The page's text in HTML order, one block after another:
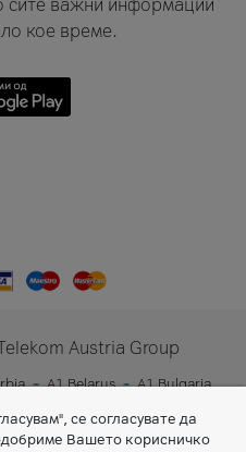
сите важни информации
кое време.
Austria Group
A1 Belarus
A1 Bulgaria
A1 Digital
се согласувате да
Вашето корисничко